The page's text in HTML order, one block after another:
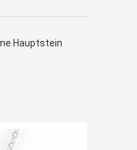
Hauptstein